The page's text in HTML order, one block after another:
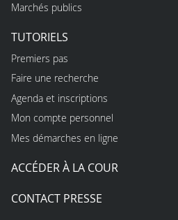
Marchés publics
TUTORIELS
Premiers pas
Faire une recherche
Agenda et inscriptions
Mon compte personnel
Mes démarches en ligne
ACCÉDER À LA COUR
CONTACT PRESSE